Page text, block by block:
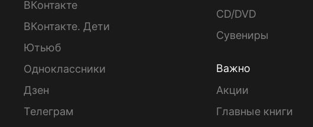
ВКонтакте
ВКонтакте. Дети
Ютьюб
Одноклассники
Дзен
Телеграм
CD/DVD
Сувениры
Важно
Акции
Главные книги